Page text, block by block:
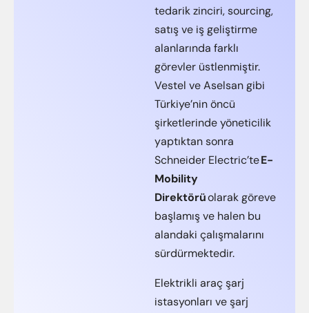
tedarik zinciri, sourcing,
satış ve iş geliştirme
alanlarında farklı
görevler üstlenmiştir.
Vestel ve Aselsan gibi
Türkiye’nin öncü
şirketlerinde yöneticilik
yaptıktan sonra
Schneider Electric’teE-
Mobility
Direktörüolarak göreve
başlamış ve halen bu
alandaki çalışmalarını
sürdürmektedir.
Elektrikli araç şarj
istasyonları ve şarj